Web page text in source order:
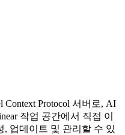
Context Protocol 서버로, AI
작업 공간에서 직접 이
, 업데이트 및 관리할 수 있